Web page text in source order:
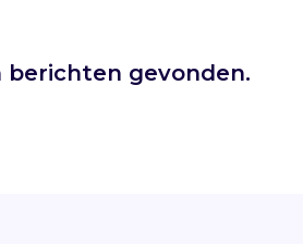
berichten gevonden.